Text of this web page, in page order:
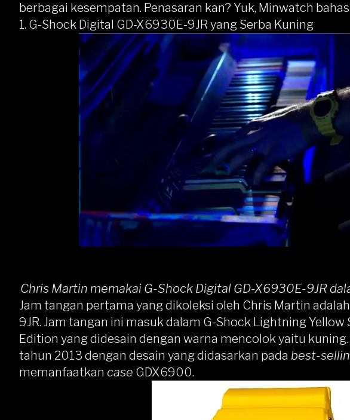
berbagai kesempatan. Penasaran kan? Yuk, Minwatch
1. G-Shock Digital GD-X6930E-9JR yang Serba Kuning
Chris Martin memakai G-Shock Digital GD-X6930E-9JR
Jam tangan pertama yang dikoleksi oleh Chris Martin adalah
9JR. Jam tangan ini masuk dalam G-Shock Lightning
Edition yang didesain dengan warna mencolok yaitu
tahun 2013 dengan desain yang didasarkan pada best-
memanfaatkan case GDX6900.